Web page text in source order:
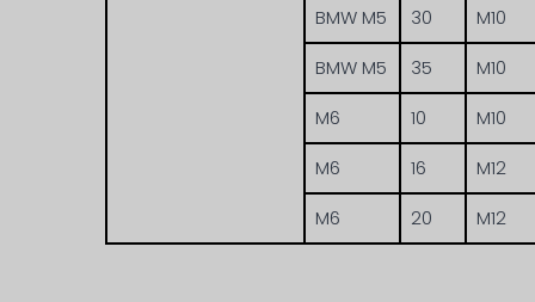
BMW M5
30
M10
BMW M5
35
M10
M6
10
M10
M6
16
M12
M6
20 M12